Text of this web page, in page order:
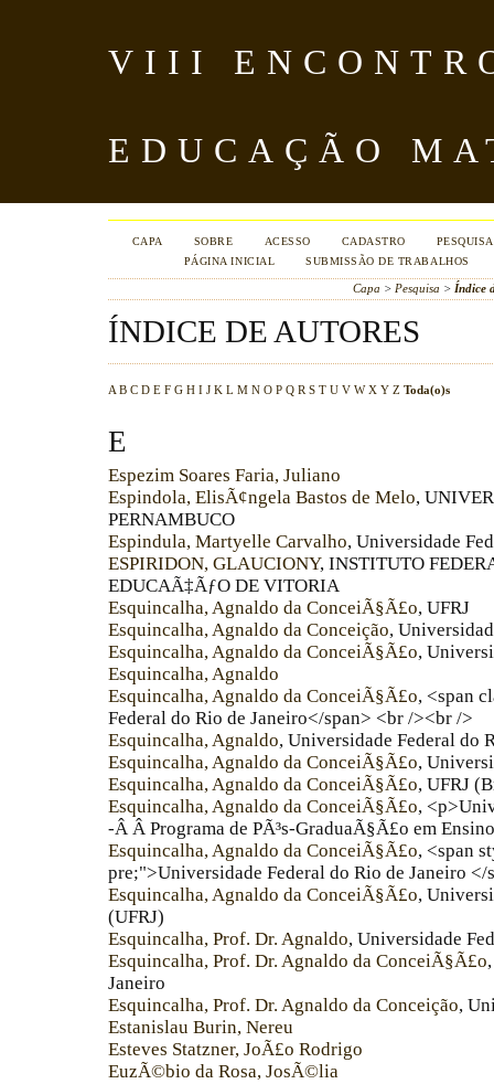
VIII
EDUCAÇÃO
CAPA SOBRE ACESSO CADASTRO
PESQUISA
PÁGINA INICIAL
SUBMISSÃO DE TRABALHOS
Capa > Pesquisa > Índice
ÍNDICE DE AUTORES
A B C D E F G H I J K L M N O P Q R S T U V W X Y Z Toda(o)s
E
Espezim Soares Faria, Juliano
Espindola, ElisÃ¢ngela Bastos de Melo,
PERNAMBUCO
Espindula, Martyelle Carvalho, Universidade
ESPIRIDON, GLAUCIONY, INSTITUTO
EDUCAÃ‡ÃƒO DE VITORIA
Esquincalha, Agnaldo da ConceiÃ§Ã£o, UFRJ
Esquincalha, Agnaldo da Conceição,
Esquincalha, Agnaldo da ConceiÃ§Ã£o,
Esquincalha, Agnaldo
Esquincalha, Agnaldo da ConceiÃ§Ã£o, <span
Federal do Rio de Janeiro</span> <br /><br />
Esquincalha, Agnaldo, Universidade Federal do
Esquincalha, Agnaldo da ConceiÃ§Ã£o,
Esquincalha, Agnaldo da ConceiÃ§Ã£o, UFRJ
Esquincalha, Agnaldo da ConceiÃ§Ã£o,
-Â Â Programa de PÃ³s-GraduaÃ§Ã£o em
Esquincalha, Agnaldo da ConceiÃ§Ã£o, <span
pre;">Universidade Federal do Rio de Janeiro
Esquincalha, Agnaldo da ConceiÃ§Ã£o,
(UFRJ)
Esquincalha, Prof. Dr. Agnaldo, Universidade
Esquincalha, Prof. Dr. Agnaldo da ConceiÃ§Ã£o
Janeiro
Esquincalha, Prof. Dr. Agnaldo da Conceição,
Estanislau Burin, Nereu
Esteves Statzner, JoÃ£o Rodrigo
EuzÃ©bio da Rosa, JosÃ©lia